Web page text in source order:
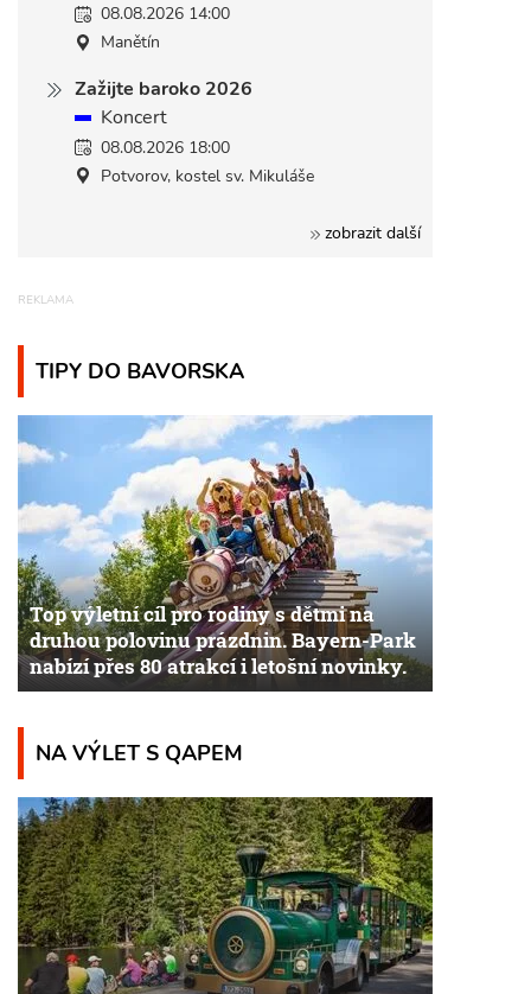
08.08.2026 14:00
Manětín
Zažijte baroko 2026
Koncert
08.08.2026 18:00
Potvorov, kostel sv. Mikuláše
zobrazit další
TIPY DO BAVORSKA
Top výletní cíl pro rodiny s dětmi na
druhou polovinu prázdnin. Bayern-Park
nabízí přes 80 atrakcí i letošní novinky.
NA VÝLET S QAPEM